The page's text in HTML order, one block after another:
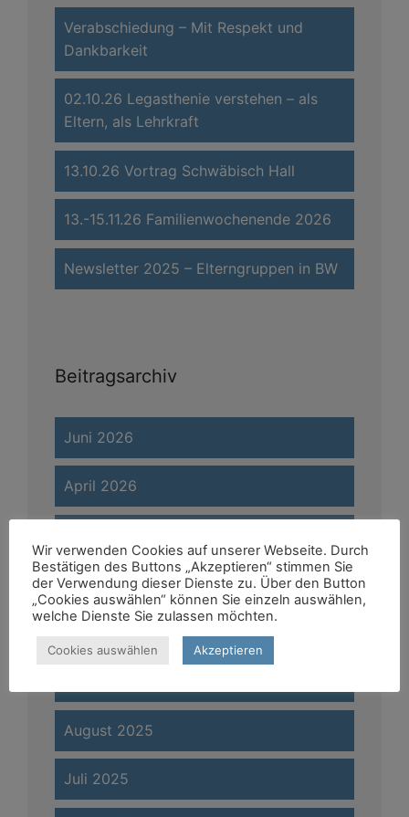
Verabschiedung – Mit Respekt und
Dankbarkeit
02.10.26 Legasthenie verstehen – als
Eltern, als Lehrkraft
13.10.26 Vortrag Schwäbisch Hall
13.-15.11.26 Familienwochenende 2026
Newsletter 2025 – Elterngruppen in BW
Beitragsarchiv
Juni 2026
April 2026
Februar 2026
August 2025
Juli 2025
Wir verwenden Cookies auf unserer Webseite. Durch
Bestätigen des Buttons „Akzeptieren“ stimmen Sie
der Verwendung dieser Dienste zu. Über den Button
„Cookies auswählen“ können Sie einzeln auswählen,
welche Dienste Sie zulassen möchten.
Cookies auswählen Akzeptieren